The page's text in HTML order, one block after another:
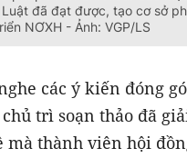
đã đạt được, tạo cơ sở
NƠXH - Ảnh: VGP/LS
các ý kiến đóng
trì soạn thảo đã
mà thành viên hội